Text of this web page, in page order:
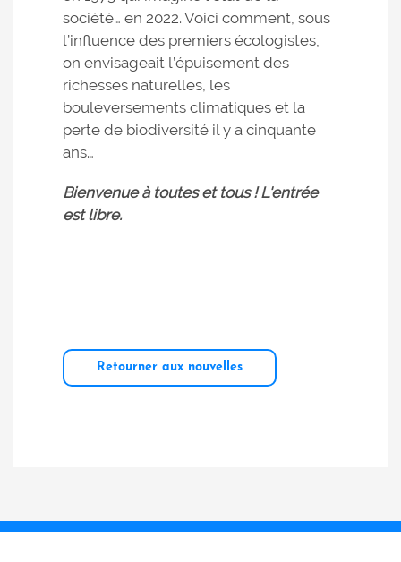
société… en 2022. Voici comment, sous
l’influence des premiers écologistes,
on envisageait l’épuisement des
richesses naturelles, les
bouleversements climatiques et la
perte de biodiversité il y a cinquante
ans…
Bienvenue à toutes et tous ! L'entrée
est libre.
Retourner aux nouvelles